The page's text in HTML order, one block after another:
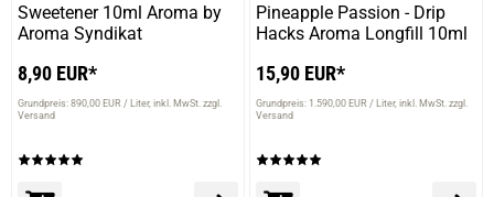
Sweetener 10ml Aroma by
Aroma Syndikat
8,90 EUR*
Grundpreis: 890,00 EUR / Liter inkl. MwSt. zzgl.
Versand
Pineapple Passion - Drip
Hacks Aroma Longfill 10ml
15,90 EUR*
Grundpreis: 1.590,00 EUR / Liter inkl. MwSt. zzgl.
Versand